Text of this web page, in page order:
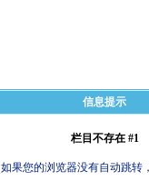
信息提示
栏目不存在 #1
如果您的浏览器没有自动跳转